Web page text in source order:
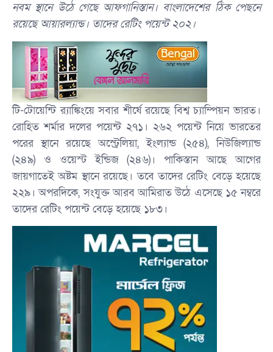
নবম স্থানে উঠে গেছে আফগানিস্তান। বাংলাদেশের ঠিক পেছনে
রয়েছে আয়ারল্যান্ড। তাদের রেটিং পয়েন্ট ২০২।
টি-টোয়েন্টি র‍্যাঙ্কিংয়ে সবার শীর্ষে রয়েছে বিশ্ব চ্যাম্পিয়ন ভারত।
রোহিত শর্মার দলের পয়েন্ট ২৭১। ২৬২ পয়েন্ট নিয়ে ভারতের
পরের স্থানে রয়েছে অস্ট্রেলিয়া, ইংল্যান্ড (২৫৪), নিউজিল্যান্ড
(২৪৯) ও ওয়েস্ট ইন্ডিজ (২৪৬)। পাকিস্তান আছে আগের
জায়গাতেই অষ্টম স্থানে র‍য়েছে। তবে তাদের রেটিং বেড়ে হয়েছে
২২৯। অপরদিকে, সংযুক্ত আরব আমিরাত উঠে এসেছে ১৫ নম্বরে
তাদের রেটিং পয়েন্ট বেড়ে হয়েছে ১৮৩।